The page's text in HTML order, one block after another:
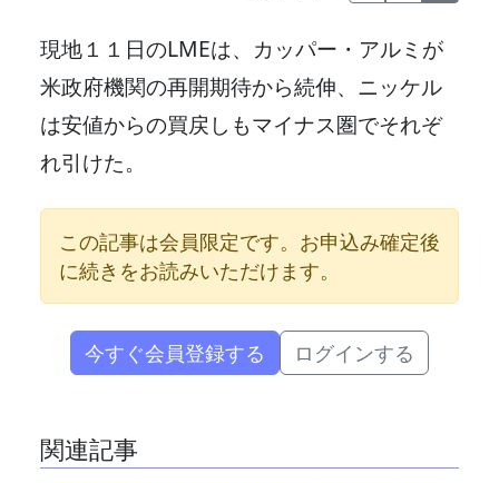
現地１１日のLMEは、カッパー・アルミが
米政府機関の再開期待から続伸、ニッケル
は安値からの買戻しもマイナス圏でそれぞ
れ引けた。
この記事は会員限定です。お申込み確定後
に続きをお読みいただけます。
今すぐ会員登録する ログインする
関連記事